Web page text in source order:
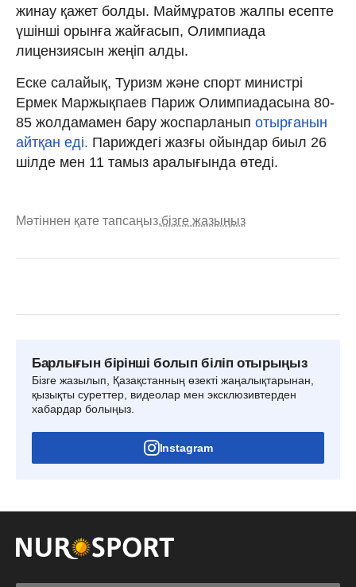
жинау қажет болды. Маймұратов жалпы есепте
үшінші орынға жайғасып, Олимпиада
лицензиясын жеңіп алды.
Еске салайық, Туризм және спорт министрі
Ермек Маржықпаев Париж Олимпиадасына 80-
85 жолдамамен бару жоспарланып отырғанын
айтқан еді. Париждегі жазғы ойындар биыл 26
шілде мен 11 тамыз аралығында өтеді.
Мәтіннен қате тапсаңыз,бізге жазыңыз
Барлығын бірінші болып біліп отырыңыз
Бізге жазылып, Қазақстанның өзекті жаңалықтарынан,
қызықты суреттер, видеолар мен эксклюзивтерден
хабардар болыңыз.
Instagram